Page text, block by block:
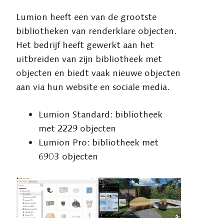
Lumion heeft een van de grootste
bibliotheken van renderklare objecten.
Het bedrijf heeft gewerkt aan het
uitbreiden van zijn bibliotheek met
objecten en biedt vaak nieuwe objecten
aan via hun website en sociale media.
Lumion Standard: bibliotheek
met 2229 objecten
Lumion Pro: bibliotheek met
6903 objecten